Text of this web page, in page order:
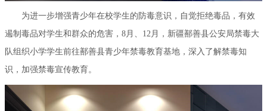
为进一步增强青少年在校学生的防毒意识，自觉拒绝毒品，有效
遏制毒品对学生和群众的危害，8月、12月，新疆鄯善县公安局禁毒大
队组织小学学生前往鄯善县青少年禁毒教育基地，深入了解禁毒知
识，加强禁毒宣传教育。